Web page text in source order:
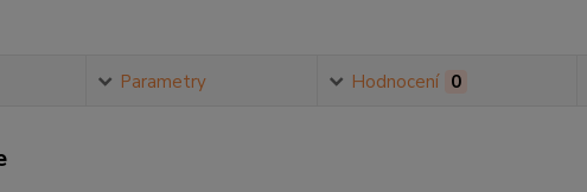
Parametry Hodnocení 0